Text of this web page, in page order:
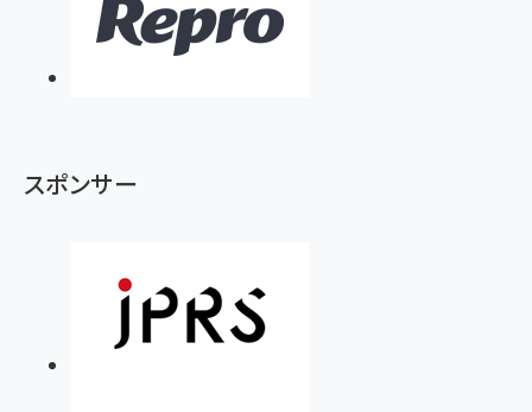
スポンサー